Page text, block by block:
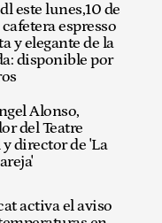
este lunes,10 de
espresso
y elegante de la
disponible por
Alonso,
del Teatre
director de 'La
activa el aviso